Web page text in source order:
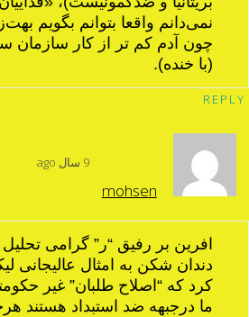
نمی‌دانم واقعا بتوانم بگویم
چون آدم کم تر از کار سازمان
(با خنده).
REPLY
mohsen
9 سال ago
افرین بر رفیق “ر” گرامی
دندان شکن به امثال عالیجانی
کرد که “اصلاح طلبان” غیر
ما درجبهه ضد استبداد هستند